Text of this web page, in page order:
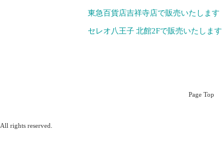
東急百貨店吉祥寺店で販売いたします
セレオ八王子 北館2Fで販売いたします
Page Top
rights reserved.